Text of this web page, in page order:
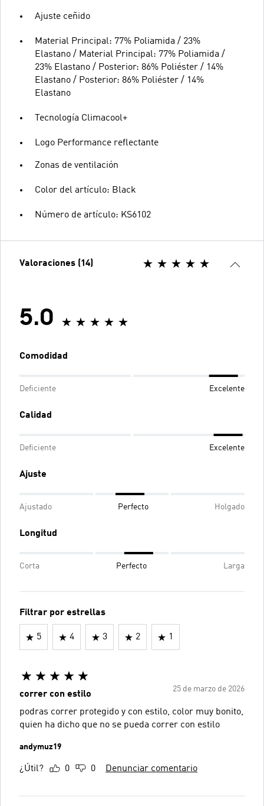
Ajuste ceñido
Material Principal: 77% Poliamida / 23%
Elastano / Material Principal: 77% Poliamida /
23% Elastano / Posterior: 86% Poliéster / 14%
Elastano / Posterior: 86% Poliéster / 14%
Elastano
Tecnología Climacool+
Logo Performance reflectante
Zonas de ventilación
Color del artículo: Black
Número de artículo: KS6102
Valoraciones (14)
5.0
Comodidad
Deficiente Excelente
Calidad
Deficiente Excelente
Ajuste
Ajustado Perfecto Holgado
Longitud
Corta Perfecto Larga
Filtrar por estrellas
5 4 3 2 1
25 de marzo de 2026
correr con estilo
podras correr protegido y con estilo, color muy bonito,
quien ha dicho que no se pueda correr con estilo
andymuz19
¿Útil? 0 0 Denunciar comentario